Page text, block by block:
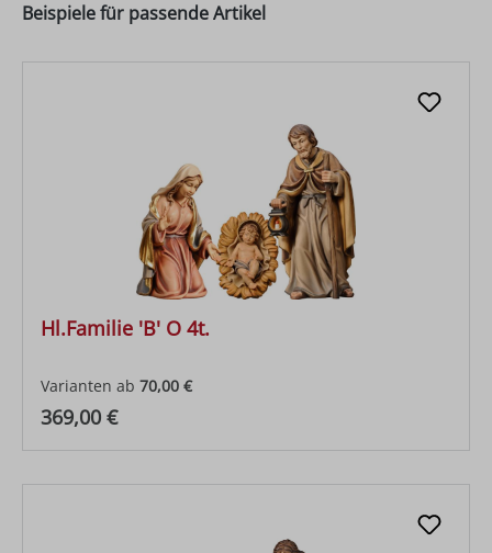
Beispiele für passende Artikel
Hl.Familie 'B' O 4t.
Varianten ab 70,00 €
Regulärer Preis:
369,00 €